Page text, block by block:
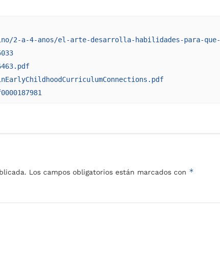
2-a-4-anos/el-arte-desarrolla-habilidades-para-que-
Los campos obligatorios están marcados con *